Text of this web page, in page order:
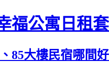
福公寓日租
85大樓民宿哪間